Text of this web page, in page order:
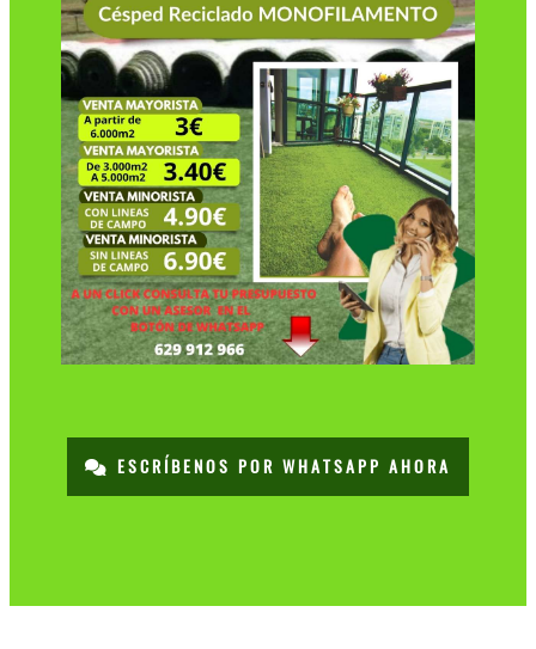
ESCRÍBENOS POR WHATSAPP AHORA